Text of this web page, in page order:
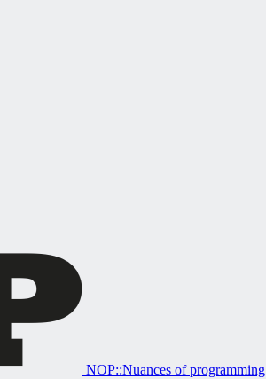
NOP::Nuances of programming